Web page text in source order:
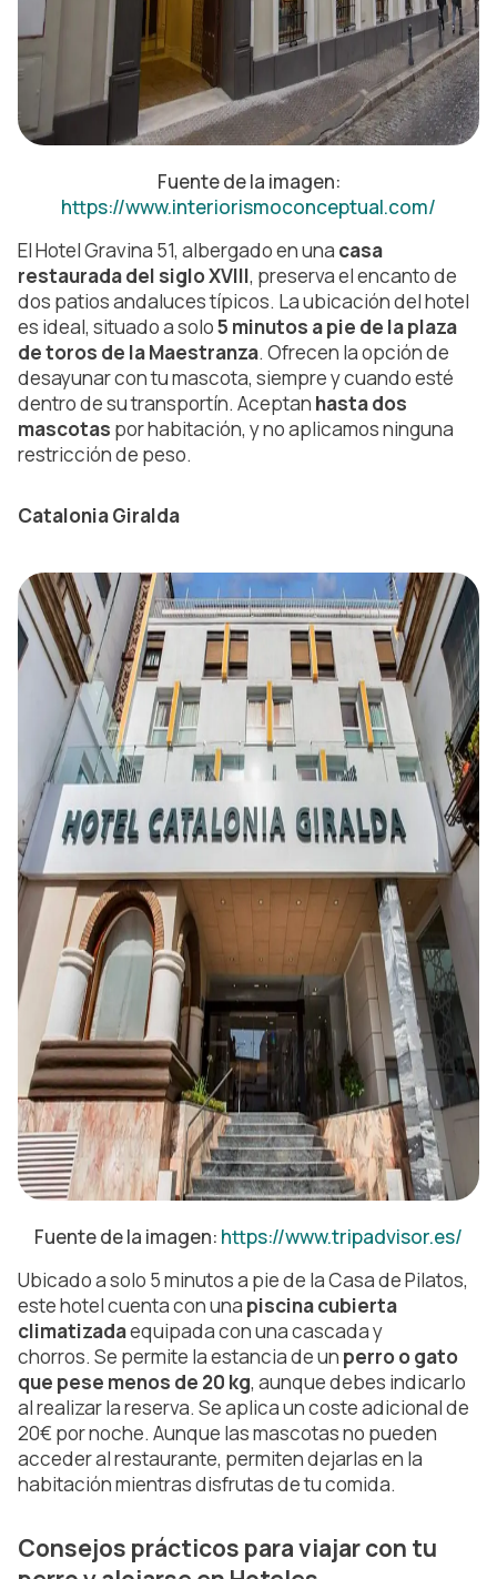
Fuente de la imagen:
https://www.interiorismoconceptual.com/
El Hotel Gravina 51, albergado en una casa
restaurada del siglo XVIII, preserva el encanto de
dos patios andaluces típicos. La ubicación del hotel
es ideal, situado a solo5 minutos a pie de la plaza
de toros de la Maestranza. Ofrecen la opción de
desayunar con tu mascota, siempre y cuando esté
dentro de su transportín. Aceptan hasta dos
mascotas por habitación, y no aplicamos ninguna
restricción de peso.
Catalonia Giralda
Fuente de la imagen: https://www.tripadvisor.es/
Ubicado a solo 5 minutos a pie de la Casa de Pilatos,
este hotel cuenta con una piscina cubierta
climatizadaequipada con una cascada y
chorros. Se permite la estancia de un perro o gato
que pese menos de 20 kg, aunque debes indicarlo
al realizar la reserva. Se aplica un coste adicional de
20€ por noche. Aunque las mascotas no pueden
acceder al restaurante, permiten dejarlas en la
habitación mientras disfrutas de tu comida.
Consejos prácticos para viajar con tu